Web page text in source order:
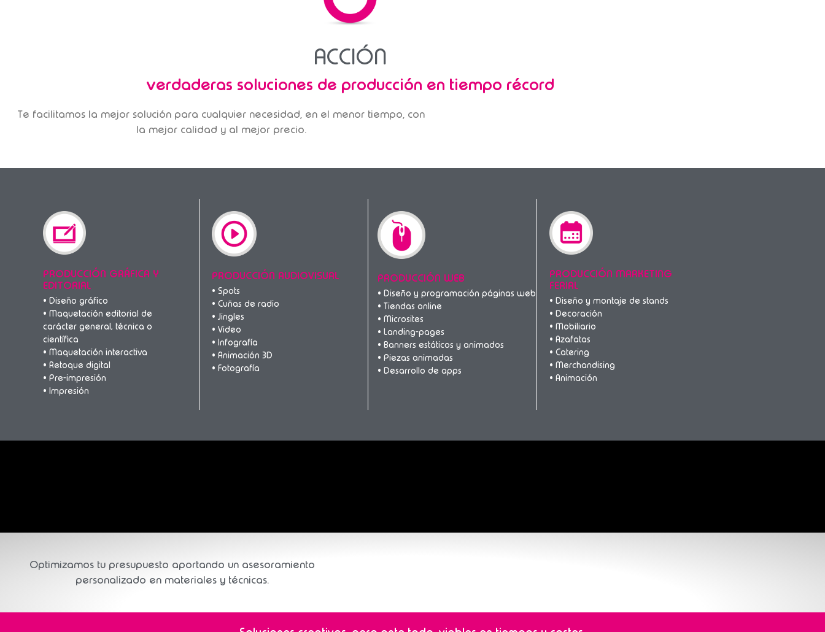
ACCIÓN
verdaderas soluciones de producción en tiempo récord
Te facilitamos la mejor solución para cualquier necesidad, en el menor tiempo, con
la mejor calidad y al mejor precio.
PRODUCCIÓN GRÁFICA Y
EDITORIAL
• Diseño gráfico
• Maquetación editorial de
carácter general, técnica o
científica
• Maquetación interactiva
• Retoque digital
• Pre-impresión
• Impresión
PRODUCCIÓN AUDIOVISUAL
• Spots
• Cuñas de radio
• Jingles
• Video
• Infografía
• Animación 3D
• Fotografía
PRODUCCIÓN WEB
• Diseño y programación páginas web
• Tiendas online
• Microsites
• Landing-pages
• Banners estáticos y animados
• Piezas animadas
• Desarrollo de apps
PRODUCCIÓN MARKETING
FERIAL
• Diseño y montaje de stands
• Decoración
• Mobiliario
• Azafatas
• Catering
• Merchandising
• Animación
Optimizamos tu presupuesto aportando un asesoramiento
personalizado en materiales y técnicas.